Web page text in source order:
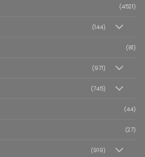
(4521)
(144)
(81)
(971)
(745)
(44)
(27)
(919)